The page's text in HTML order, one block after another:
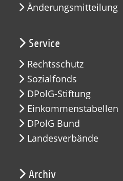
Änderungsmitteilung
Service
Rechtsschutz
Sozialfonds
DPolG-Stiftung
Einkommenstabellen
DPolG Bund
Landesverbände
Archiv